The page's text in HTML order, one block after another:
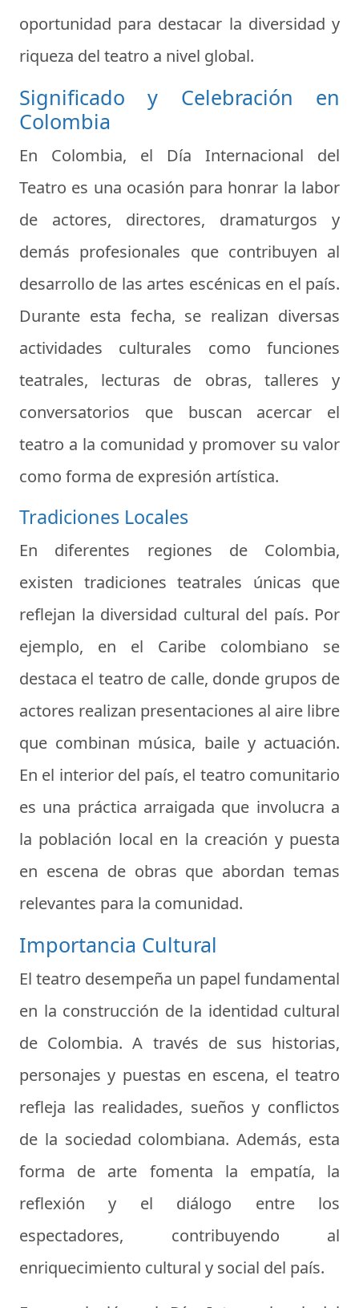
oportunidad para destacar la diversidad y
riqueza del teatro a nivel global.
Significado y Celebración en
Colombia
En Colombia, el Día Internacional del
Teatro es una ocasión para honrar la labor
de actores, directores, dramaturgos y
demás profesionales que contribuyen al
desarrollo de las artes escénicas en el país.
Durante esta fecha, se realizan diversas
actividades culturales como funciones
teatrales, lecturas de obras, talleres y
conversatorios que buscan acercar el
teatro a la comunidad y promover su valor
como forma de expresión artística.
Tradiciones Locales
En diferentes regiones de Colombia,
existen tradiciones teatrales únicas que
reflejan la diversidad cultural del país. Por
ejemplo, en el Caribe colombiano se
destaca el teatro de calle, donde grupos de
actores realizan presentaciones al aire libre
que combinan música, baile y actuación.
En el interior del país, el teatro comunitario
es una práctica arraigada que involucra a
la población local en la creación y puesta
en escena de obras que abordan temas
relevantes para la comunidad.
Importancia Cultural
El teatro desempeña un papel fundamental
en la construcción de la identidad cultural
de Colombia. A través de sus historias,
personajes y puestas en escena, el teatro
refleja las realidades, sueños y conflictos
de la sociedad colombiana. Además, esta
forma de arte fomenta la empatía, la
reflexión y el diálogo entre los
espectadores, contribuyendo al
enriquecimiento cultural y social del país.